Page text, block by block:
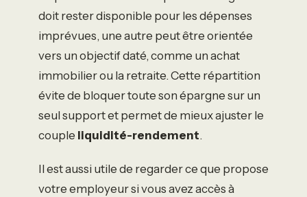
doit rester disponible pour les dépenses
imprévues, une autre peut être orientée
vers un objectif daté, comme un achat
immobilier ou la retraite. Cette répartition
évite de bloquer toute son épargne sur un
seul support et permet de mieux ajuster le
couple liquidité-rendement.
Il est aussi utile de regarder ce que propose
votre employeur si vous avez accès à